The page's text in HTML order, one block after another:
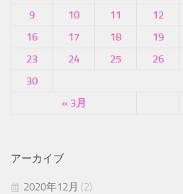
« 3月
9
10 11 12
16
17 18 19
23
24 25 26
30
アーカイブ
2020年12月 (2)